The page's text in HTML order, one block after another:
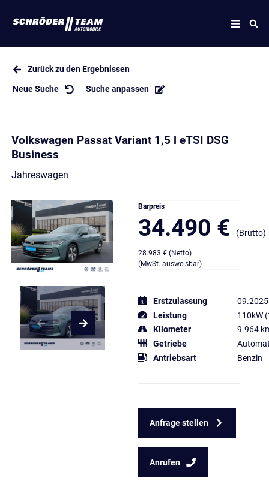
Zurück zu den Ergebnissen
Neue Suche Suche anpassen
Volkswagen Passat Variant 1,5 l eTSI DSG
Business
Jahreswagen
Barpreis
34.490 € (Brutto)
28.983 € (Netto)
(MwSt. ausweisbar)
Erstzulassung
09.2025
Leistung
110kW
Kilometer
9.964
Getriebe
Antriebsart
Benzin
Anfrage stellen
Anrufen